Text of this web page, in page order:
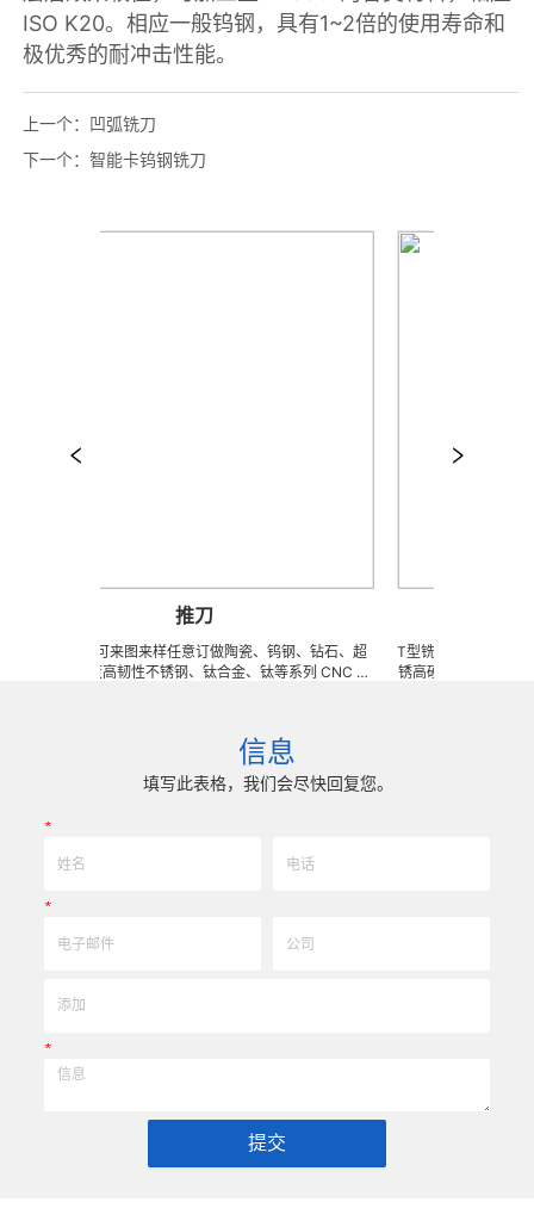
上一个： 凹弧铣刀
下一个： 智能卡钨钢铣刀
推刀
速钢推刀 可来图来样任意订做陶瓷、钨钢、钻石、超
防锈高硬度高韧性不锈钢、钛合金、钛等系列 CNC 精
、超薄、超耐磨、耐冲击、高精密度、组合成 型的加
工，具有完美的刃口品质和高可至士 0.0005mm( ±
0.5um) 的尺寸公差，实现高效率、低成本的应用。
T型铣刀 可来图来样任
锈高硬度高韧性不锈钢
信息
填写此表格，我们会尽快回复您。
*
*
*
提交